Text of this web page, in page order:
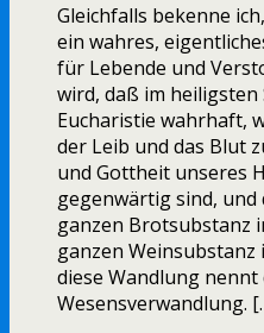
Gleichfalls bekenne
ein wahres,
für Lebende und
wird, daß im
Eucharistie wahrhaft,
der Leib und das Blut
und Gottheit unseres
gegenwärtig sind,
ganzen Brotsubstanz
ganzen Weinsubstanz
diese Wandlung
Wesensverwandlung.